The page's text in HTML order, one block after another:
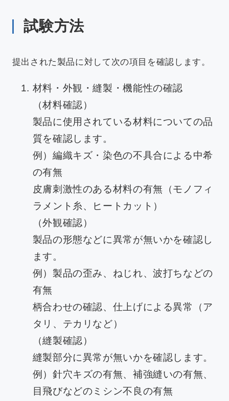
試験方法
提出された製品に対して次の項目を確認します。
材料・外観・縫製・機能性の確認
（材料確認）
製品に使用されている材料についての品
質を確認します。
例）編織キズ・染色の不具合による中希
の有無
皮膚刺激性のある材料の有無（モノフィ
ラメント糸、ヒートカット）
（外観確認）
製品の形態などに異常が無いかを確認し
ます。
例）製品の歪み、ねじれ、波打ちなどの
有無
柄合わせの確認、仕上げによる異常（ア
タリ、テカリなど）
（縫製確認）
縫製部分に異常が無いかを確認します。
例）針穴キズの有無、補強縫いの有無、
目飛びなどのミシン不良の有無